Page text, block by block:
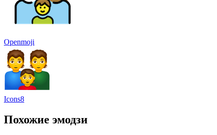
Openmoji
Icons8
Похожие эмодзи